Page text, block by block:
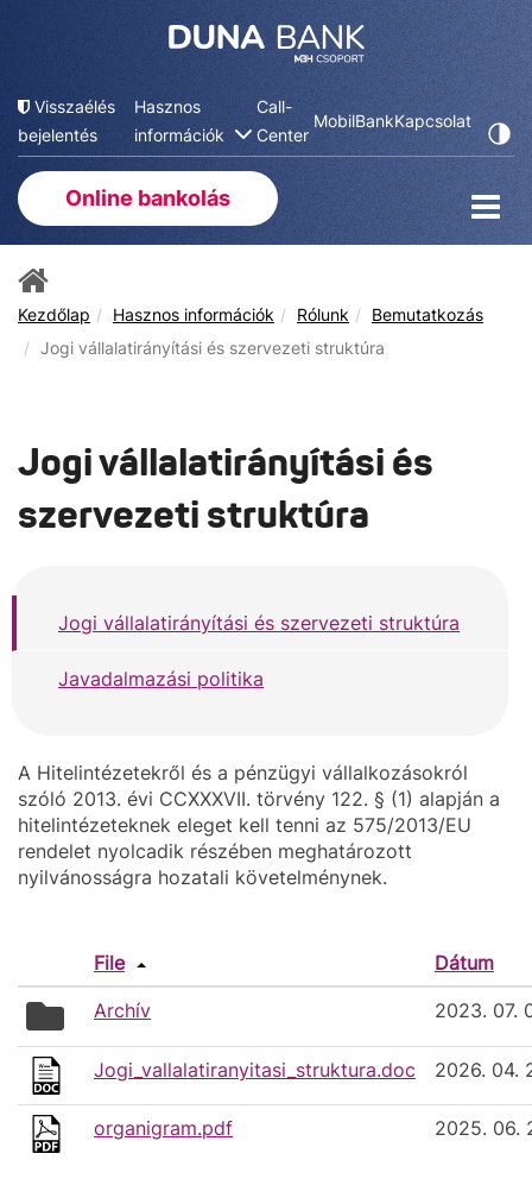
Visszaélés
bejelentés
Hasznos
információk
Call-
Center
MobilBankKapcsolat
Online bankolás
Kezdőlap Hasznos információk Rólunk
Bemutatkozás
Jogi vállalatirányítási és szervezeti struktúra
Jogi vállalatirányítási és
szervezeti struktúra
Jogi vállalatirányítási és szervezeti struktúra
Javadalmazási politika
A Hitelintézetekről és a pénzügyi vállalkozásokról
szóló 2013. évi CCXXXVII. törvény 122. § (1) alapján a
hitelintézeteknek eleget kell tenni az 575/2013/EU
rendelet nyolcadik részében meghatározott
nyilvánosságra hozatali követelménynek.
File
Dátum
folder
Archív 2023. 07.
Jogi_vallalatiranyitasi_struktura.doc 2026. 04.
organigram.pdf 2025. 06.